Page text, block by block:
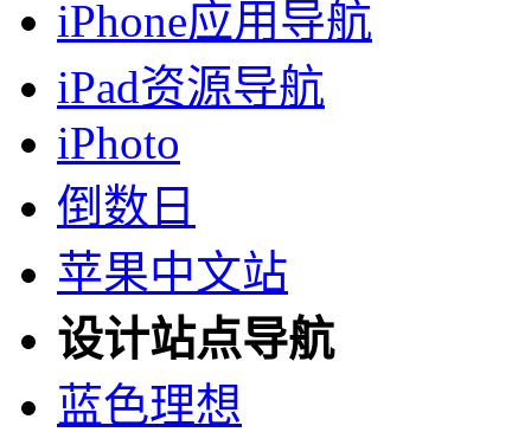
iPhone应用导航
iPad资源导航
iPhoto
倒数日
苹果中文站
设计站点导航
蓝色理想